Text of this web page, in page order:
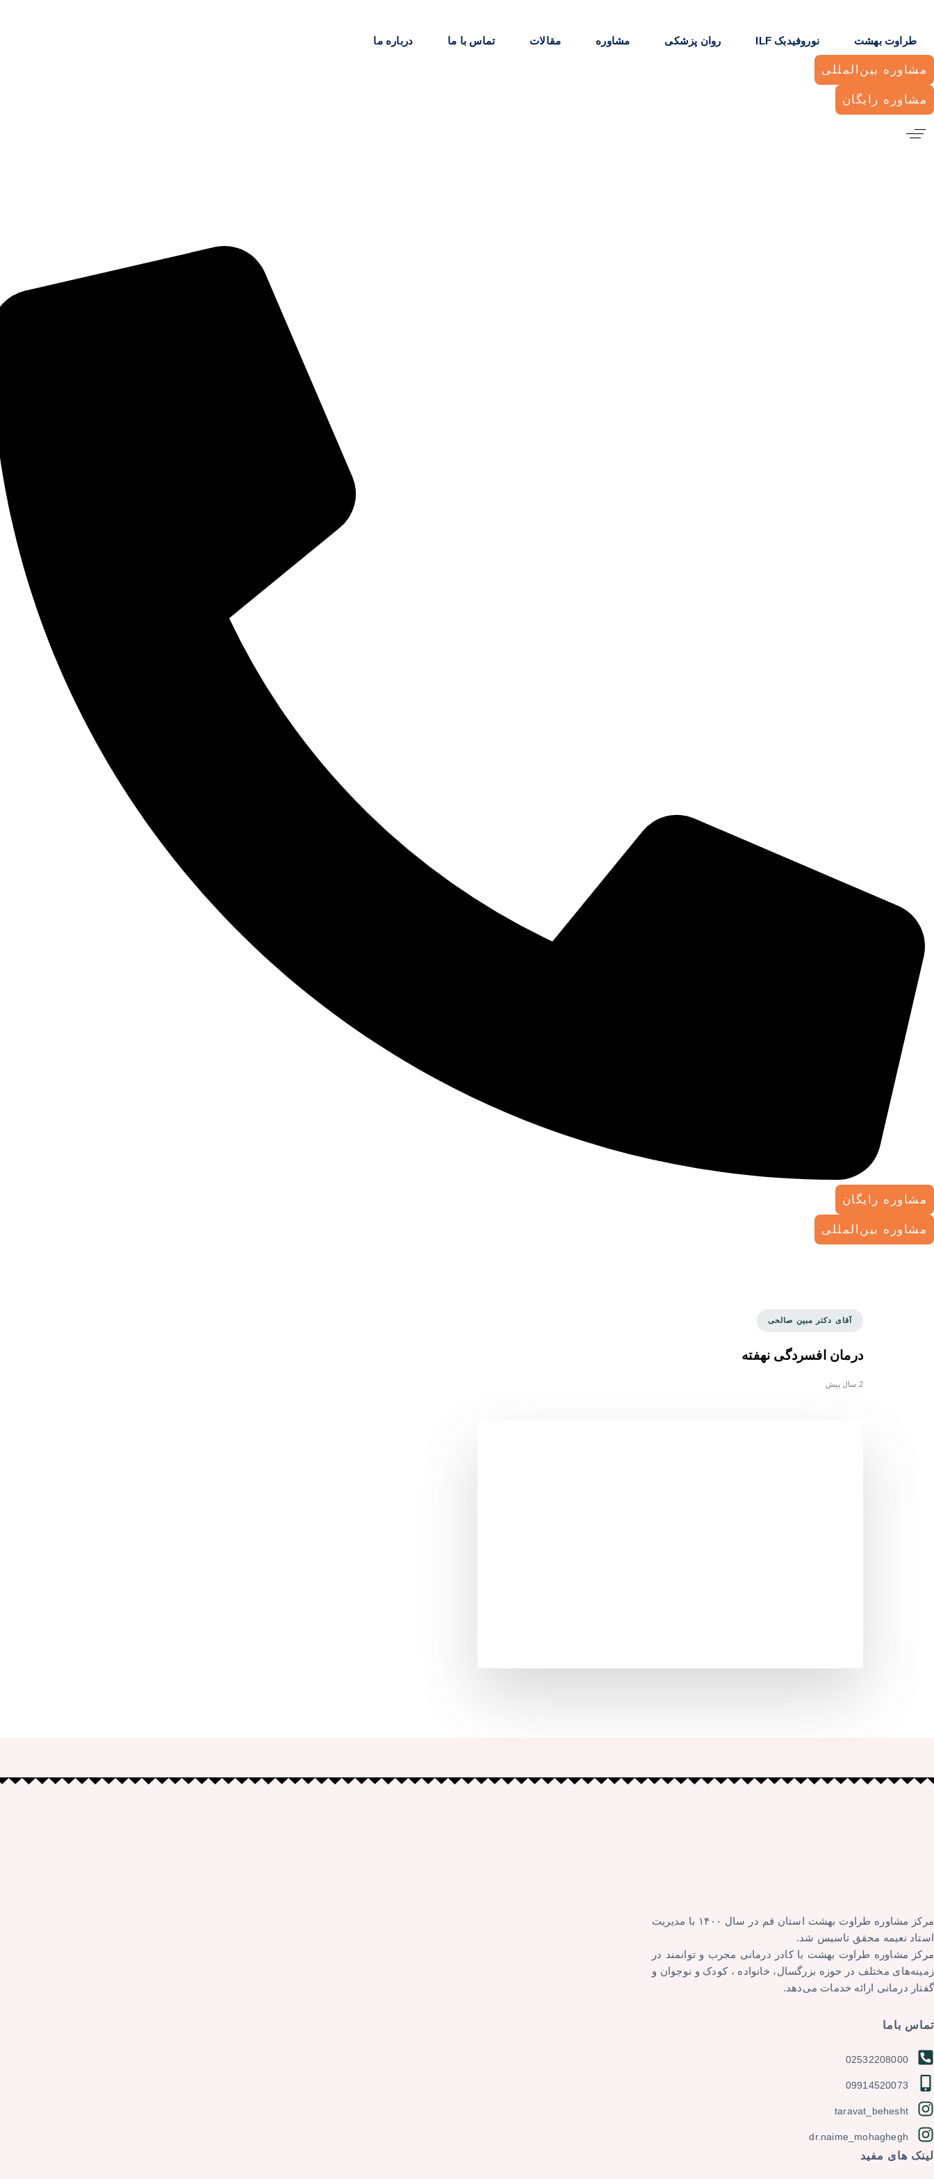
طراوت بهشت
نوروفیدبک ILF روان پزشکی مشاوره مقالات تماس با ما درباره ما
مشاوره بین‌المللی
مشاوره رایگان
مشاوره رایگان
مشاوره بین‌المللی
Tagsآقای دکتر مبین صالحی
درمان افسردگی نهفته
2 سال پیش
مرکز مشاوره طراوت بهشت استان قم در سال ۱۴۰۰ با مدیریت
استاد نعیمه محقق تاسیس شد.
مرکز مشاوره طراوت بهشت با کادر درمانی مجرب و توانمند در
زمینه‌های مختلف در حوزه بزرگسال، خانواده ، کودک و نوجوان و
گفتار درمانی ارائه خدمات می‌دهد.
تماس باما
02532208000
09914520073
taravat_behesht
dr.naime_mohaghegh
لینک های مفید